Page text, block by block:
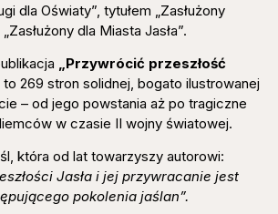
dla Oświaty”, tytułem „Zasłużony
dla Miasta Jasła”.
„Przywrócić przeszłość
to 269 stron solidnej, bogato ilustrowanej
– od jego powstania aż po tragiczne
w czasie II wojny światowej.
która od lat towarzyszy autorowi:
Jasła i jej przywracanie jest
pokolenia jaślan”.